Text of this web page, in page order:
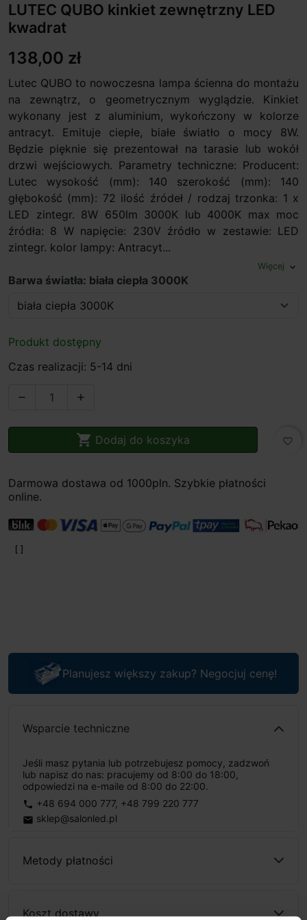
LUTEC QUBO kinkiet zewnętrzny LED
kwadrat
138,00 zł
Lutec QUBO to nowoczesna lampa ścienna do montażu
na zewnątrz, o geometrycznym wyglądzie. Kinkiet
wykonany jest z aluminium, wykończony w kolorze
antracyt. Emituje ciepłe, białe światło o mocy 8W.
Będzie pięknie się prezentował na tarasie lub wokół
drzwi wejściowych. Parametry techniczne: Producent:
Lutec wysokość (mm): 140 szerokość (mm): 140
głębokość (mm): 72 ilość źródeł / rodzaj trzonka: 1 x
LED zintegr. 8W 650lm 3000K lub 4000K max moc
źródła: 8 W napięcie: 230V źródło w zestawie: LED
zintegr. kolor lampy: Antracyt...
Więcej expand_more
Barwa światła: biała ciepła 3000K
Produkt dostępny
Czas realizacji: 5-14 dni
 
 Dodaj do koszyka favorite_border
Darmowa dostawa od 1000pln. Szybkie płatności
online.
Planujesz większy zakup? Negocjuj cenę!
Wsparcie techniczne
Jeśli masz pytania lub potrzebujesz pomocy, zadzwoń
lub napisz do nas: pracujemy od 8:00 do 18:00,
odpowiedzi na e-maile od 8:00 do 22:00.
phone +48 694 000 777, +48 799 220 777
email sklep@salonled.pl
Metody płatności
Koszt dostawy